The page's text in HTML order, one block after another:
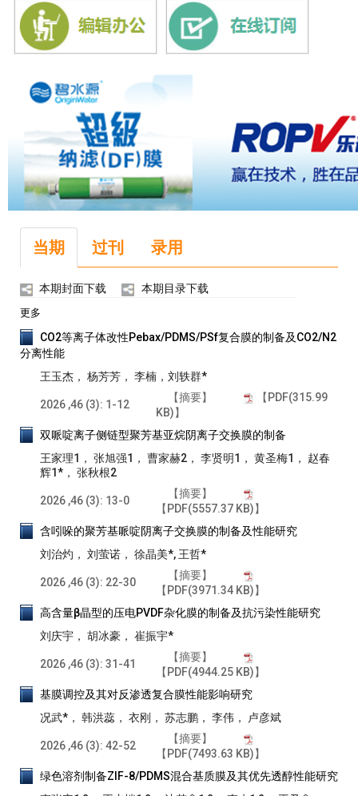
中的应用研讨会在南京成功召开
“第二届膜科学与技术在‘双碳’战略中的
应用研讨会”第一轮通知
当期 过刊 录用
本期封面下载 本期目录下载
更多
CO2等离子体改性Pebax/PDMS/PSf复合膜的制备及CO2/N2
分离性能
王玉杰， 杨芳芳， 李楠，刘轶群*
2026 ,46 (3): 1-12
【摘要】
【PDF(315.99
KB)】
双哌啶离子侧链型聚芳基亚烷阴离子交换膜的制备
王家理1， 张旭强1， 曹家赫2， 李贤明1， 黄圣梅1， 赵春
辉1*， 张秋根2
2026 ,46 (3): 13-0
【摘要】
【PDF(5557.37 KB)】
含吲哚的聚芳基哌啶阴离子交换膜的制备及性能研究
刘治灼， 刘萤诺， 徐晶美*, 王哲*
2026 ,46 (3): 22-30
【摘要】
【PDF(3971.34 KB)】
高含量β晶型的压电PVDF杂化膜的制备及抗污染性能研究
刘庆宇， 胡冰豪， 崔振宇*
2026 ,46 (3): 31-41
【摘要】
【PDF(4944.25 KB)】
基膜调控及其对反渗透复合膜性能影响研究
况武*， 韩洪蕊， 衣刚， 苏志鹏， 李伟， 卢彦斌
2026 ,46 (3): 42-52
【摘要】
【PDF(7493.63 KB)】
绿色溶剂制备ZIF-8/PDMS混合基质膜及其优先透醇性能研究